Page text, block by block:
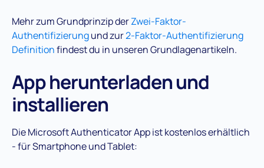
Mehr zum Grundprinzip derZwei-Faktor-
Authentifizierungund zur2-Faktor-Authentifizierung
Definitionfindest du in unseren Grundlagenartikeln.
App herunterladen und
installieren
Die Microsoft Authenticator App ist kostenlos erhältlich
- für Smartphone und Tablet: